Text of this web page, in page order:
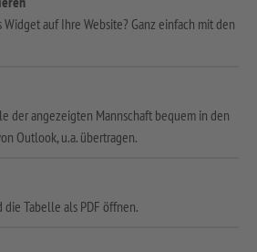
auf Ihre Website? Ganz einfach mit den
der angezeigten Mannschaft bequem in den
Outlook, u.a. übertragen.
Tabelle als PDF öffnen.